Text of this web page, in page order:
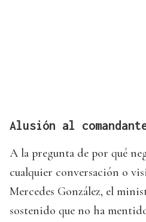
Alusión al
A la pregunta de por qué
cualquier conversación o
Mercedes González, el
sostenido que no ha